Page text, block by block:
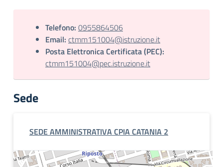
Telefono: 0955864506
Email: ctmm151004@istruzione.it
Posta Elettronica Certificata (PEC):
ctmm151004@pec.istruzione.it
Sede
SEDE AMMINISTRATIVA CPIA CATANIA 2